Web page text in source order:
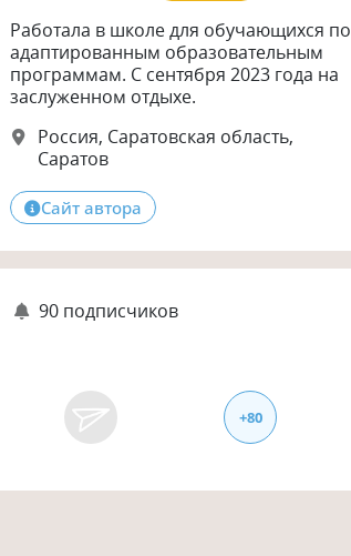
Работала в школе для обучающихся по
адаптированным образовательным
программам. С сентября 2023 года на
заслуженном отдыхе.
Россия, Саратовская область,
Саратов
Сайт автора
90 подписчиков
+80